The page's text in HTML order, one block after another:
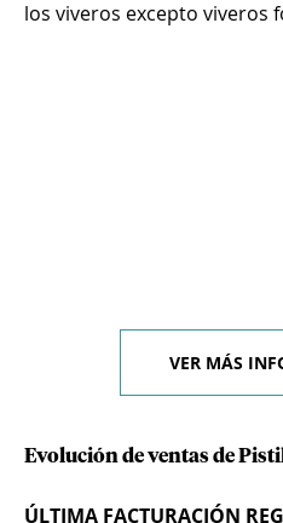
los viveros excepto viveros
VER MÁS
Evolución de ventas de
ÚLTIMA FACTURACIÓN